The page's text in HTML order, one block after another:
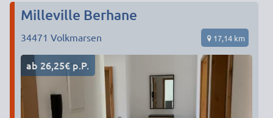
Milleville Berhane
34471 Volkmarsen 17,14 km
ab 26,25€ p.P.